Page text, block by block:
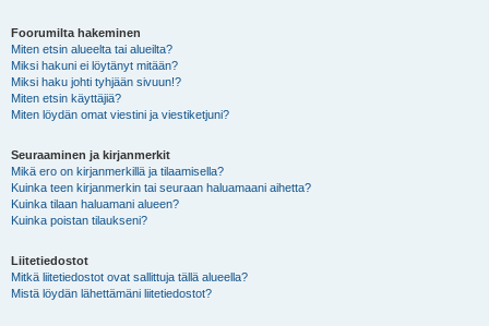
Foorumilta hakeminen
Miten etsin alueelta tai alueilta?
Miksi hakuni ei löytänyt mitään?
Miksi haku johti tyhjään sivuun!?
Miten etsin käyttäjiä?
Miten löydän omat viestini ja viestiketjuni?
Seuraaminen ja kirjanmerkit
Mikä ero on kirjanmerkillä ja tilaamisella?
Kuinka teen kirjanmerkin tai seuraan haluamaani aihetta?
Kuinka tilaan haluamani alueen?
Kuinka poistan tilaukseni?
Liitetiedostot
Mitkä liitetiedostot ovat sallittuja tällä alueella?
Mistä löydän lähettämäni liitetiedostot?